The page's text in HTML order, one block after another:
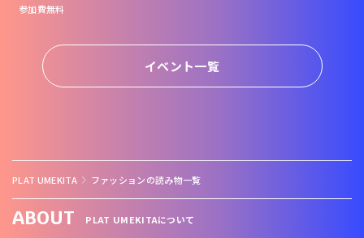
参加費無料
イベント一覧
PLAT UMEKITA ファッションの読み物一覧
ABOUT PLAT UMEKITAについて